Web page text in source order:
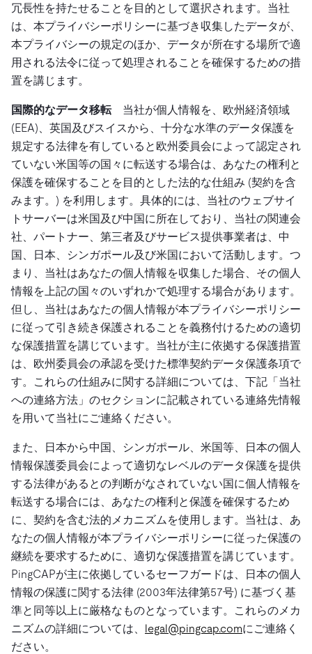
冗長性を持たせることを目的として選択されます。当社
は、本プライバシーポリシーに基づき収集したデータが、
本プライバシーの規定のほか、データが所在する場所で適
用される法令に従って処理されることを確保するための措
置を講じます。
国際的なデータ移転当社が個人情報を、欧州経済領域
(EEA)、英国及びスイスから、十分な水準のデータ保護を
規定する法律を有していると欧州委員会によって認定され
ていない米国等の国々に転送する場合は、あなたの権利と
保護を確保することを目的とした法的な仕組み (契約を含
みます。) を利用します。具体的には、当社のウェブサイ
トサーバーは米国及び中国に所在しており、当社の関連会
社、パートナー、第三者及びサービス提供事業者は、中
国、日本、シンガポール及び米国において活動します。つ
まり、当社はあなたの個人情報を収集した場合、その個人
情報を上記の国々のいずれかで処理する場合があります。
但し、当社はあなたの個人情報が本プライバシーポリシー
に従って引き続き保護されることを義務付けるための適切
な保護措置を講じています。当社が主に依拠する保護措置
は、欧州委員会の承認を受けた標準契約データ保護条項で
す。これらの仕組みに関する詳細については、下記「当社
への連絡方法」のセクションに記載されている連絡先情報
を用いて当社にご連絡ください。
また、日本から中国、シンガポール、米国等、日本の個人
情報保護委員会によって適切なレベルのデータ保護を提供
する法律があるとの判断がなされていない国に個人情報を
転送する場合には、あなたの権利と保護を確保するため
に、契約を含む法的メカニズムを使用します。当社は、あ
なたの個人情報が本プライバシーポリシーに従った保護の
継続を要求するために、適切な保護措置を講じています。
PingCAPが主に依拠しているセーフガードは、日本の個人
情報の保護に関する法律 (2003年法律第57号) に基づく基
準と同等以上に厳格なものとなっています。これらのメカ
ニズムの詳細については、 legal@pingcap.comにご連絡く
ださい。